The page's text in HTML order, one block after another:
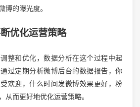
博的曝光度。
优化运营策略
整和优化，数据分析在这个过程中起
过定期分析微博后台的数据报告，你
欢迎，什么时间发微博效果更好，粉
从而更好地优化运营策略。